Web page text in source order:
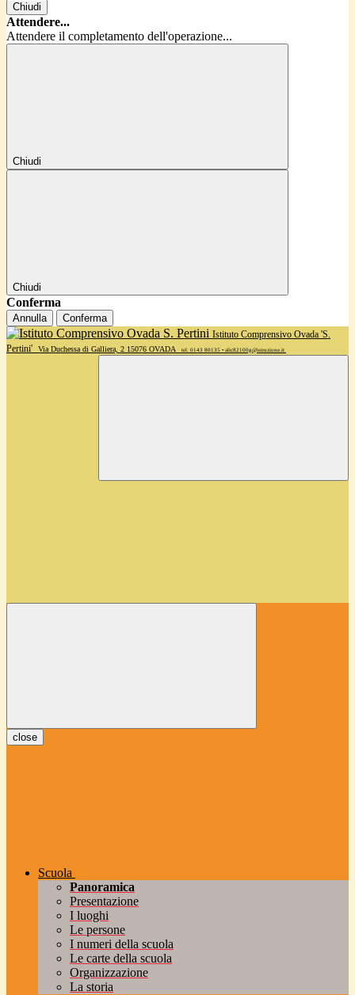
Chiudi
Attendere...
Attendere il completamento dell'operazione...
Chiudi
Chiudi
Conferma
Annulla Conferma
Istituto Comprensivo Ovada 'S.
Pertini'
Via Duchessa di Galliera, 2 15076 OVADA tel. 0143 80135 • alic82100g@istruzione.it
close
Scuola
Panoramica
Presentazione
I luoghi
Le persone
I numeri della scuola
Le carte della scuola
Organizzazione
La storia